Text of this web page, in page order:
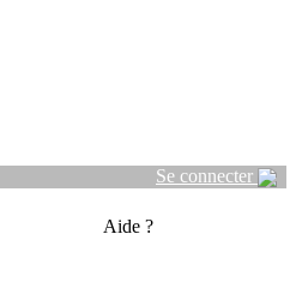
Se connecter
Aide ?